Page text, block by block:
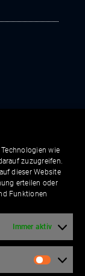
wie
zuzugreifen.
dieser Website
erteilen oder
Funktionen
Immer aktiv